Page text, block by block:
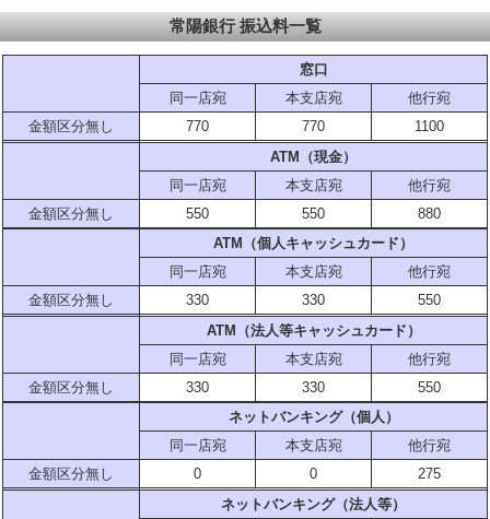
常陽銀行 振込料一覧
窓口
同一店宛
本支店宛
他行宛
金額区分無し
770 770
1100
ATM（現金）
同一店宛
本支店宛
他行宛
金額区分無し
550 550
880
ATM（個人キャッシュカード）
同一店宛
本支店宛
他行宛
金額区分無し
330 330
550
ATM（法人等キャッシュカード）
同一店宛
本支店宛
他行宛
金額区分無し
330 330
550
ネットバンキング（個人）
同一店宛
本支店宛
他行宛
金額区分無し
0 0
275
ネットバンキング（法人等）